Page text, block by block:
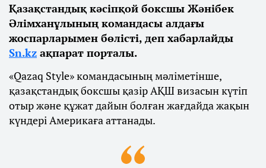
Қазақстандық кәсіпқой боксшы Жәнібек
Әлімханұлының командасы алдағы
жоспарларымен бөлісті, деп хабарлайды
Sn.kz ақпарат порталы.
«Qazaq Style» командасының мәліметінше,
қазақстандық боксшы қазір АҚШ визасын күтіп
отыр және құжат дайын болған жағдайда жақын
күндері Америкаға аттанады.